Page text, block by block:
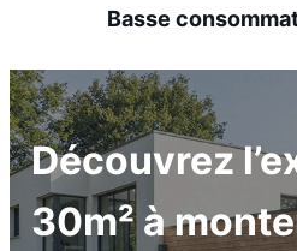
Basse
Découvrez
30m² à